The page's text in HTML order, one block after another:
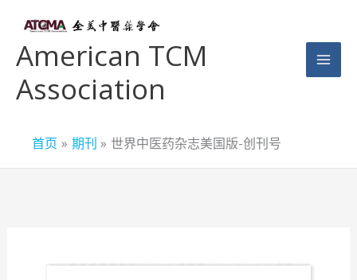
American TCM
Association
首页 期刊 世界中医药杂志美国版-创刊号